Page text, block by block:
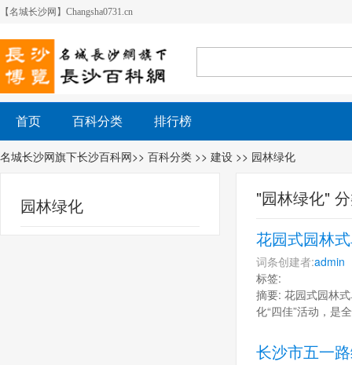
【名城长沙网】Changsha0731.cn
首页 百科分类 排行榜
名城长沙网旗下长沙百科网>> 百科分类 >> 建设 >> 园林绿化
"园林绿化"
花园式园林
词条创建者:admin
标签:
摘要: 花园式园林
化“四佳”活动，是
长沙市五一
园林绿化